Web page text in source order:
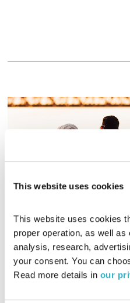
This website uses cookies
This website uses cookies
proper operation, as well
analysis, research,
your consent. You can
Read more details in our